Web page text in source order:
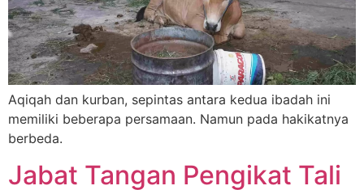
Aqiqah dan kurban, sepintas antara kedua ibadah ini
memiliki beberapa persamaan. Namun pada hakikatnya
berbeda.
Jabat Tangan Pengikat Tali